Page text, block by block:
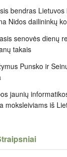
bendras
Nidos dailininkų
senovės dienų
takais
Punsko ir
jaunių
moksleiviams iš